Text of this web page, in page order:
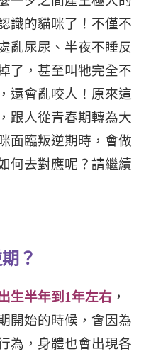
識的貓咪了！不僅不
亂尿尿、半夜不睡反
了，甚至叫牠完全不
還會亂咬人！原來這
跟人從青春期轉為大
面臨叛逆期時，會做
何去對應呢？請繼續
？
生半年到 1年左右 ，
開始的時候，會因為
為，身體也會出現各